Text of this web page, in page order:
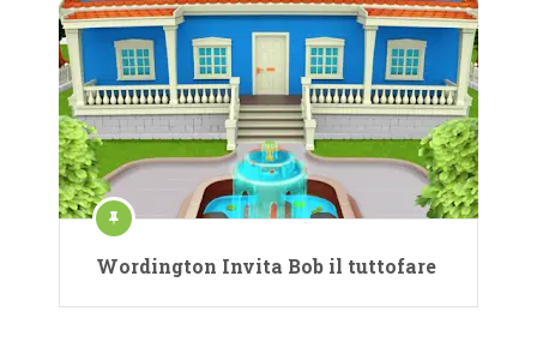
Wordington Invita Bob il tuttofare